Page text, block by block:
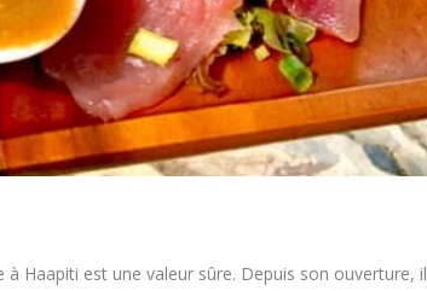
Haapiti est une valeur sûre. Depuis son ouverture, il